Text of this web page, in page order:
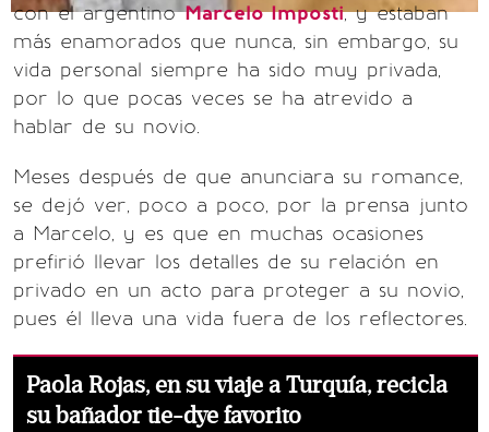
con el argentinoMarcelo Imposti, y estaban
más enamorados que nunca, sin embargo, su
vida personal siempre ha sido muy privada,
por lo que pocas veces se ha atrevido a
hablar de su novio.
Meses después de que anunciara su romance,
se dejó ver, poco a poco, por la prensa junto
a Marcelo, y es que en muchas ocasiones
prefirió llevar los detalles de su relación en
privado en un acto para proteger a su novio,
pues él lleva una vida fuera de los reflectores.
Paola Rojas, en su viaje a Turquía, recicla
su bañador tie-dye favorito